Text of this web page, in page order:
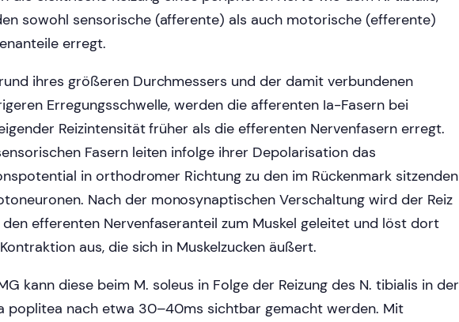
sowohl sensorische (afferente) als auch motorische (efferente)
erregt.
ihres größeren Durchmessers und der damit verbundenen
Erregungsschwelle, werden die afferenten Ia-Fasern bei
Reizintensität früher als die efferenten Nervenfasern erregt.
Fasern leiten infolge ihrer Depolarisation das
in orthodromer Richtung zu den im Rückenmark sitzenden
Nach der monosynaptischen Verschaltung wird der Reiz
efferenten Nervenfaseranteil zum Muskel geleitet und löst dort
aus, die sich in Muskelzucken äußert.
kann diese beim M. soleus in Folge der Reizung des N. tibialis in der
poplitea nach etwa 30–40ms sichtbar gemacht werden. Mit